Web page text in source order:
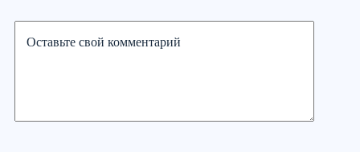
Оставьте свой комментарий